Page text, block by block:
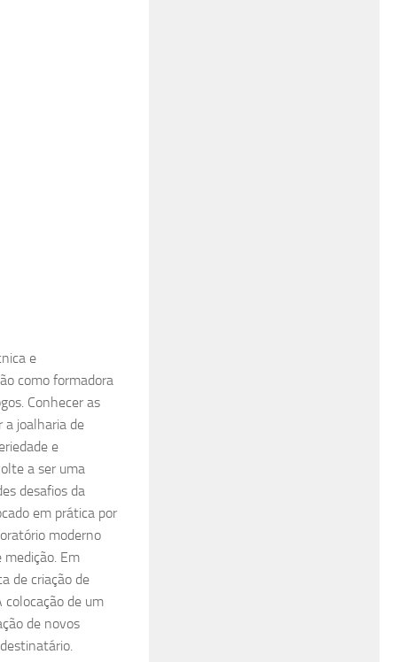
e
como formadora
Conhecer as
a joalharia de
e
a ser uma
desafios da
em prática por
moderno
Em
de criação de
colocação de um
de novos